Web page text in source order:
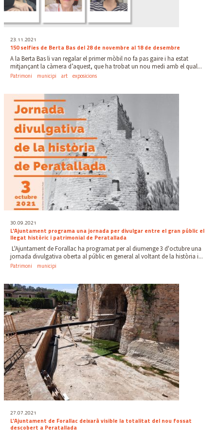
23.11.2021
150 selfies de Berta Bas del 28 de novembre al 18 de desembre
A la Berta Bas li van regalar el primer mòbil no fa pas gaire i ha estat
mitjançant la càmera d’aquest, que ha trobat un nou medi amb el qual...
Patrimoni
municipi art exposicions
30.09.2021
L'Ajuntament programa una jornada per divulgar entre el gran públic el
llegat històric i patrimonial de Peratallada
L'Ajuntament de Forallac ha programat per al diumenge 3 d'octubre una
jornada divulgativa oberta al públic en general al voltant de la història i...
Patrimoni
municipi
27.07.2021
L’Ajuntament de Forallac deixarà visible la totalitat del nou fossat
descobert a Peratallada